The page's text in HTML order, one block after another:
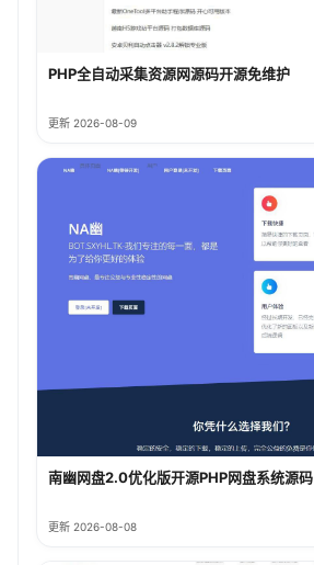
PHP全自动采集资源网源码开源免维护
更新 2026-08-09
南幽网盘2.0优化版开源PHP网盘系统源码
更新 2026-08-08